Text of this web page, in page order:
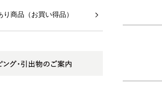
り商品（お買い得品）